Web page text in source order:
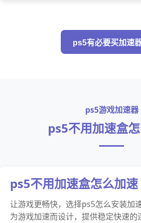
ps5有必要买加速
ps5游戏加速器
ps5不用加速盒
ps5不用加速盒怎么加速
让游戏更畅快，选择ps5怎么安装加
为游戏加速而设计，提供稳定快速的